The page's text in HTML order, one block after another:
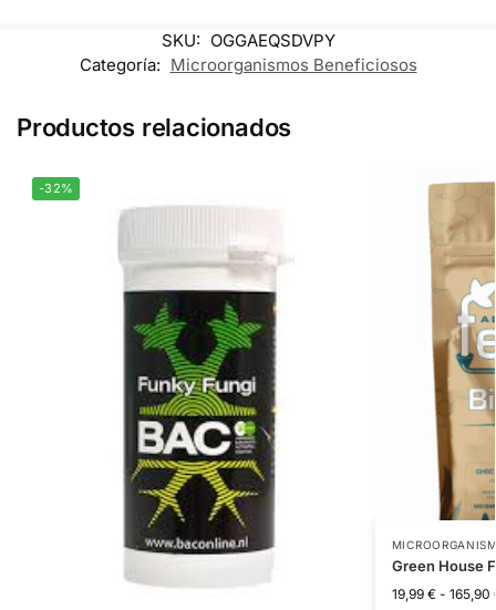
SKU: OGGAEQSDVPY
Categoría: Microorganismos Beneficiosos
Productos relacionados
-32%
Green House
19,99 € - 165,90